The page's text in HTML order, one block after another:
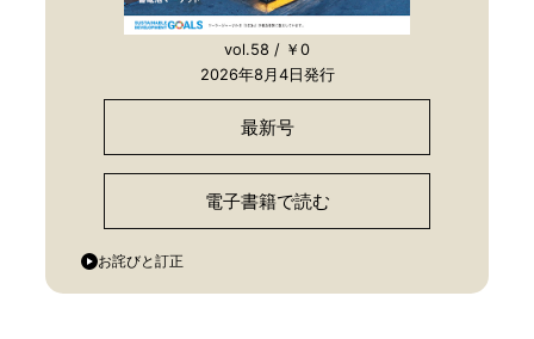
vol.58 / ￥0
2026年8月4日発行
最新号
電子書籍で読む
お詫びと訂正